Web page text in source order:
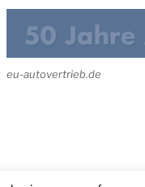
eu-autovertrieb.de